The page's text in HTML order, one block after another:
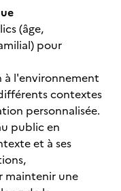
(âge,
pour
l'environnement
contextes
personnalisée.
public en
et à ses
maintenir une